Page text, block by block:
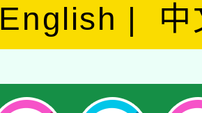
English 中